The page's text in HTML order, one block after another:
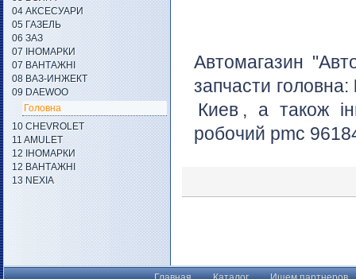
Автомагазин
запчасти головна:
Киев , а також
робочий pmс
04 АКСЕСУАРИ
05 ГАЗЕЛЬ
06 ЗАЗ
07 ІНОМАРКИ
07 ВАНТАЖНІ
08 ВАЗ-ИНЖЕКТ
09 DAEWOO
Головна
10 CHEVROLET
11 AMULET
12 ІНОМАРКИ
12 ВАНТАЖНІ
13 NEXIA